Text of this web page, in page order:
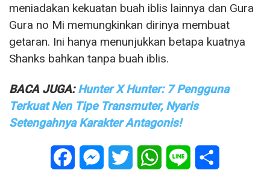
meniadakan kekuatan buah iblis lainnya dan Gura
Gura no Mi memungkinkan dirinya membuat
getaran. Ini hanya menunjukkan betapa kuatnya
Shanks bahkan tanpa buah iblis.
BACA JUGA:Hunter X Hunter: 7 Pengguna
Terkuat Nen Tipe Transmuter, Nyaris
Setengahnya Karakter Antagonis!
FacebookMessenger
Twitter WhatsApp
Line